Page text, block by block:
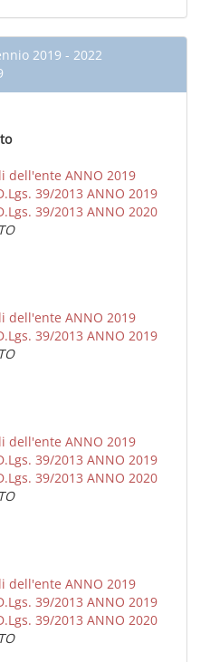
2019 - 2022
ANNO 2019
39/2013 ANNO 2019
39/2013 ANNO 2020
ANNO 2019
39/2013 ANNO 2019
ANNO 2019
39/2013 ANNO 2019
39/2013 ANNO 2020
ANNO 2019
39/2013 ANNO 2019
39/2013 ANNO 2020